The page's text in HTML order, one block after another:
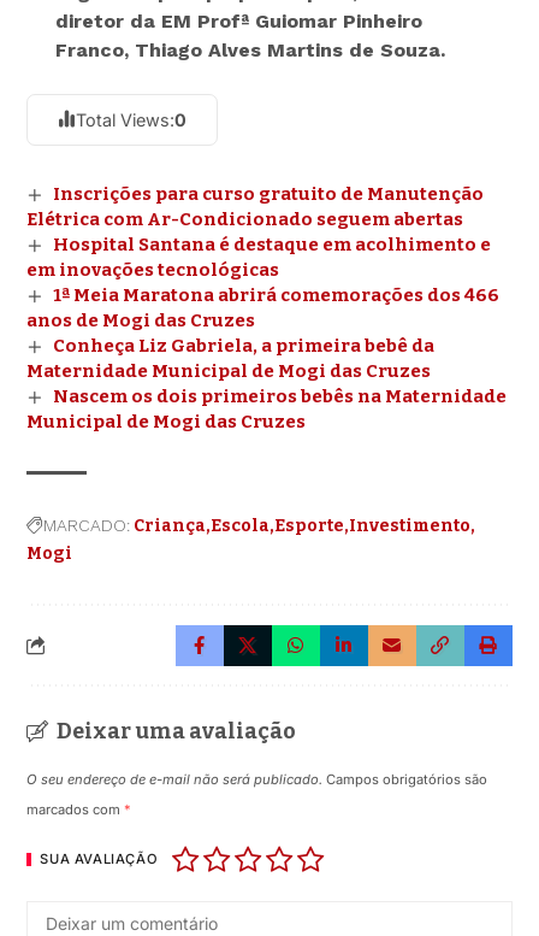
diretor da EM Profª Guiomar Pinheiro
Franco, Thiago Alves Martins de Souza.
Total Views:0
Inscrições para curso gratuito de Manutenção
Elétrica com Ar-Condicionado seguem abertas
Hospital Santana é destaque em acolhimento e
em inovações tecnológicas
1ª Meia Maratona abrirá comemorações dos 466
anos de Mogi das Cruzes
Conheça Liz Gabriela, a primeira bebê da
Maternidade Municipal de Mogi das Cruzes
Nascem os dois primeiros bebês na Maternidade
Municipal de Mogi das Cruzes
MARCADO: Criança Escola Esporte Investimento
Mogi
Deixar uma avaliação
O seu endereço de e-mail não será publicado. Campos obrigatórios são
marcados com*
SUA AVALIAÇÃO